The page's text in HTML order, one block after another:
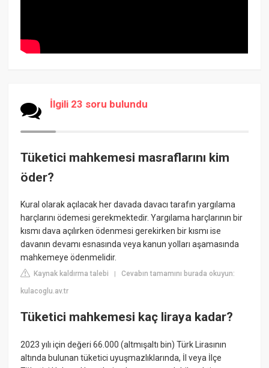
İlgili 23 soru bulundu
Tüketici mahkemesi masraflarını kim
öder?
Kural olarak açılacak her davada davacı tarafın yargılama
harçlarını ödemesi gerekmektedir. Yargılama harçlarının bir
kısmı dava açılırken ödenmesi gerekirken bir kısmı ise
davanın devamı esnasında veya kanun yolları aşamasında
mahkemeye ödenmelidir.
Kaynak kaldırma talebi |Cevabın tamamını burada okuyun:
kulacoglu.av.tr
Tüketici mahkemesi kaç liraya kadar?
2023 yılı için değeri 66.000 (altmışaltı bin) Türk Lirasının
altında bulunan tüketici uyuşmazlıklarında, İl veya İlçe